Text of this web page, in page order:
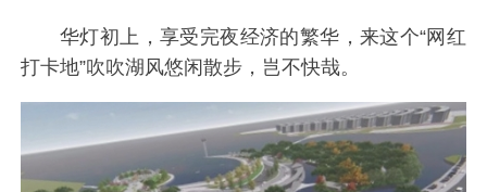
华灯初上，享受完夜经济的繁华，来这个“网红
打卡地”吹吹湖风悠闲散步，岂不快哉。